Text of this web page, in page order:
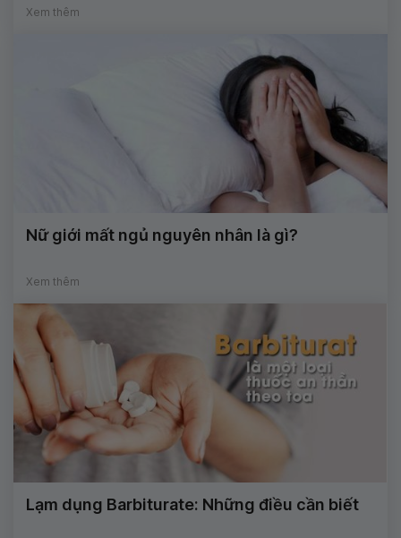
Xem thêm
Nữ giới mất ngủ nguyên nhân là gì?
Xem thêm
Lạm dụng Barbiturate: Những điều cần biết